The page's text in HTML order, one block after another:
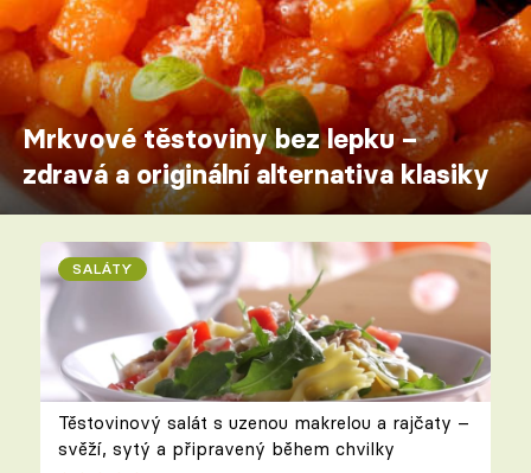
Mrkvové těstoviny bez lepku –
zdravá a originální alternativa klasiky
SALÁTY
Těstovinový salát s uzenou makrelou a rajčaty –
svěží, sytý a připravený během chvilky